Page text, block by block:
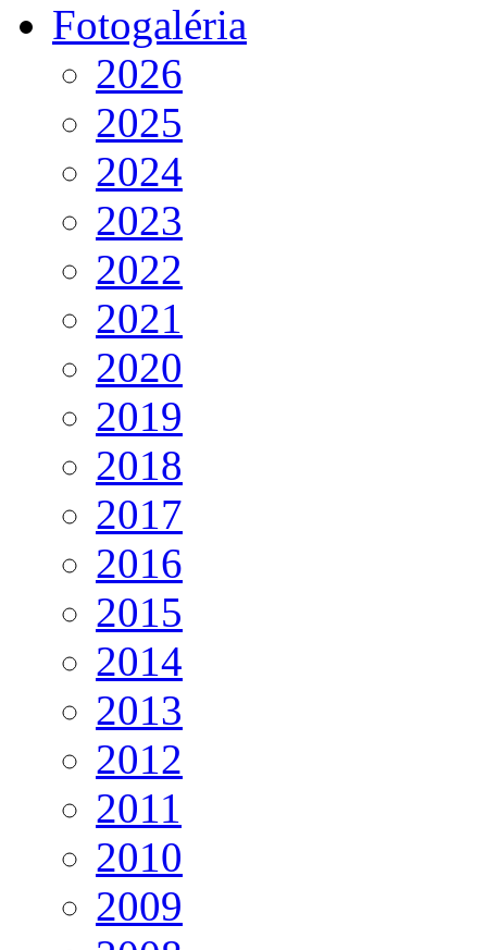
Fotogaléria
2026
2025
2024
2023
2022
2021
2020
2019
2018
2017
2016
2015
2014
2013
2012
2011
2010
2009